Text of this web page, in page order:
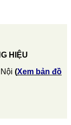
HIỆU
(Xem bản đồ